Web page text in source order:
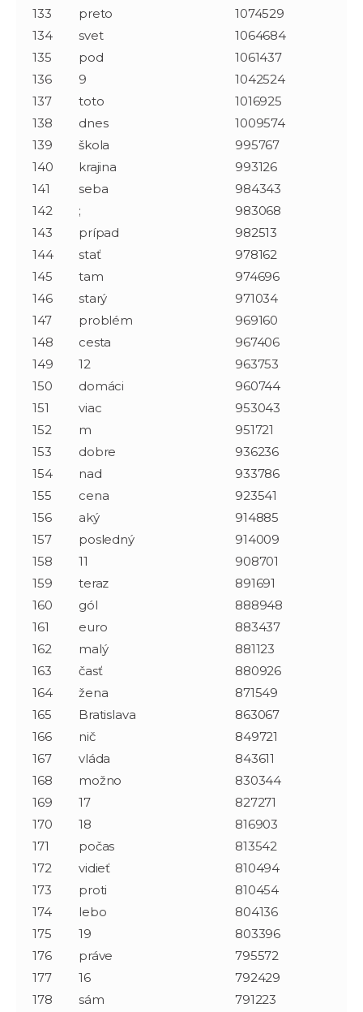
133
preto
1074529
134
svet
1064684
135
pod
1061437
136
9
1042524
137
toto
1016925
138
dnes
1009574
139
škola
995767
140
krajina
993126
141
seba
984343
142
;
983068
143
prípad
982513
144
stať
978162
145
tam
974696
146
starý
971034
147
problém
969160
148
cesta
967406
149
12
963753
150
domáci
960744
151
viac
953043
152
m
951721
153
dobre
936236
154
nad
933786
155
cena
923541
156
aký
914885
157
posledný
914009
158
11
908701
159
teraz
891691
160
gól
888948
161
euro
883437
162
malý
881123
163
časť
880926
164
žena
871549
165
Bratislava
863067
166
nič
849721
167
vláda
843611
168
možno
830344
169
17
827271
170
18
816903
171
počas
813542
172
vidieť
810494
173
proti
810454
174
lebo
804136
175
19
803396
176
práve
795572
177
16
792429
178
sám
791223